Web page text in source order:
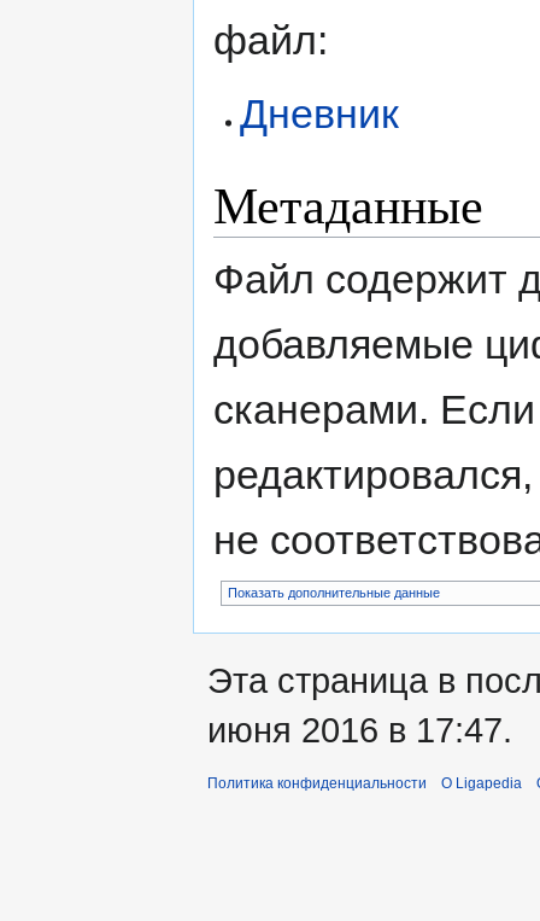
файл:
Дневник
Метаданные
Файл содержит
добавляемые
сканерами.
не
Показать дополнительные данные
Эта страница в
июня 2016 в 17:47.
Политика конфиденциальности О Ligapedia